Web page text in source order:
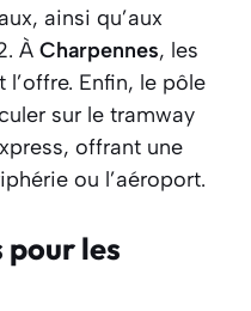
ainsi qu’aux
À Charpennes, les
Enfin, le pôle
sur le tramway
offrant une
ou l’aéroport.
les